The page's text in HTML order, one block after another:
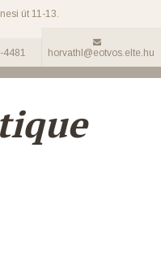
út 11-13.
4481 horvathl@eotvos.elte.hu